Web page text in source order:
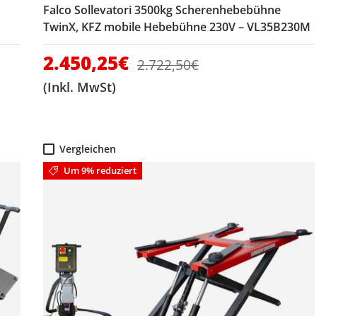
Falco Sollevatori 3500kg Scherenhebebühne
TwinX, KFZ mobile Hebebühne 230V – VL35B230M
Verkaufspreis
2.450,25€ Normaler Preis
2.722,50€
(Inkl. MwSt)
Vergleichen
Um 9% reduziert